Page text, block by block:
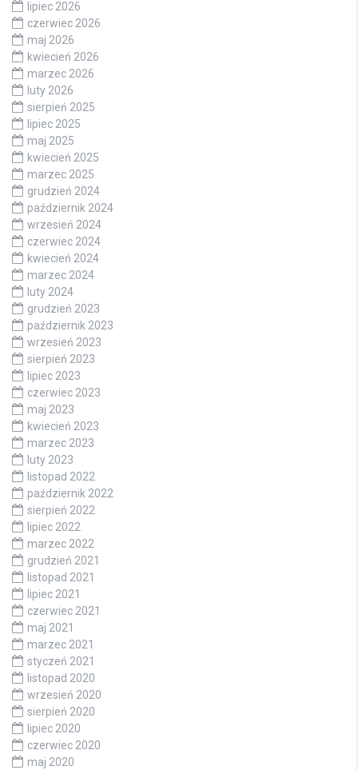
lipiec 2026
czerwiec 2026
maj 2026
kwiecień 2026
marzec 2026
luty 2026
sierpień 2025
lipiec 2025
maj 2025
kwiecień 2025
marzec 2025
grudzień 2024
październik 2024
wrzesień 2024
czerwiec 2024
kwiecień 2024
marzec 2024
luty 2024
grudzień 2023
październik 2023
wrzesień 2023
sierpień 2023
lipiec 2023
czerwiec 2023
maj 2023
kwiecień 2023
marzec 2023
luty 2023
listopad 2022
październik 2022
sierpień 2022
lipiec 2022
marzec 2022
grudzień 2021
listopad 2021
lipiec 2021
czerwiec 2021
maj 2021
marzec 2021
styczeń 2021
listopad 2020
wrzesień 2020
sierpień 2020
lipiec 2020
czerwiec 2020
maj 2020